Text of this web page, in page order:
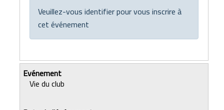
Veuillez-vous identifier pour vous inscrire à
cet événement
Vie du club